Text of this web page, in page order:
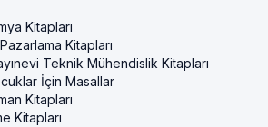
Kitapları
Kitapları
Teknik Mühendislik Kitapları
İçin Masallar
Kitapları
Kitapları